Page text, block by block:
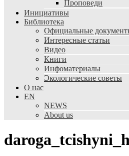
Проповеди
Инициативы
Библиотека
Официальные
Интересные статьи
Видео
Книги
Инфоматериалы
Экологические советы
О нас
EN
NEWS
About us